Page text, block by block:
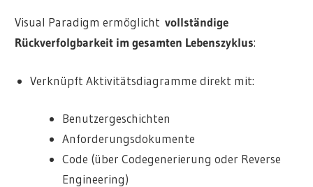
Visual Paradigm ermöglichtvollständige
Rückverfolgbarkeit im gesamten Lebenszyklus:
Verknüpft Aktivitätsdiagramme direkt mit:
Benutzergeschichten
Anforderungsdokumente
Code (über Codegenerierung oder Reverse
Engineering)